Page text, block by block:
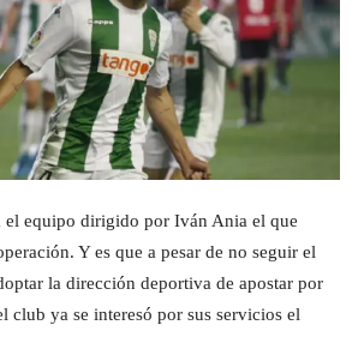
el equipo dirigido por Iván Ania el que
Y es que a pesar de no seguir el
la dirección deportiva de apostar por
club ya se interesó por sus servicios el